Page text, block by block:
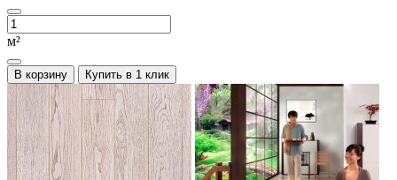
м²
В корзину Купить в 1 клик